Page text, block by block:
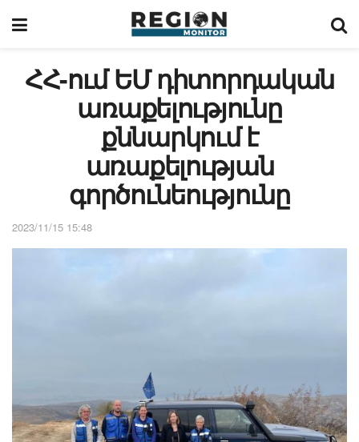
ՀՀ-ում ԵՄ դիտորդական
առաքելությունը
քննարկում է
առաքելության
գործունեությունը
2023/11/15 15:48